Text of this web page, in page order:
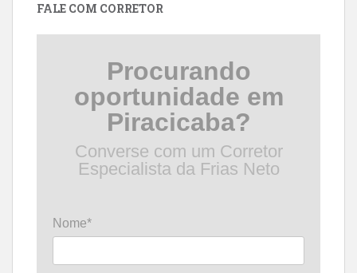
FALE COM CORRETOR
Procurando
oportunidade em
Piracicaba?
Converse com um Corretor
Especialista da Frias Neto
Nome*